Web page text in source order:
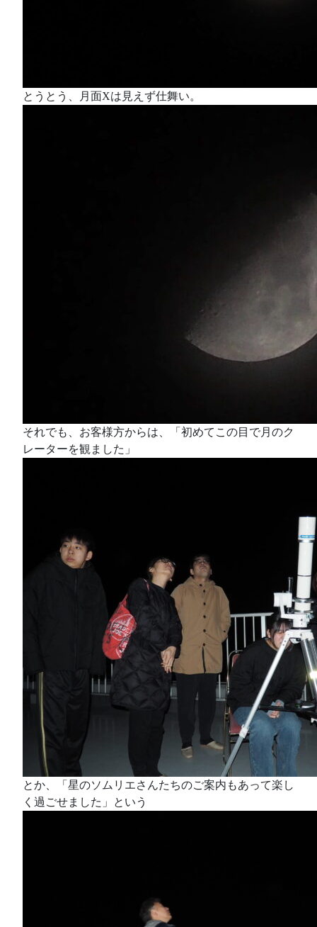
とうとう、月面Xは見えず仕舞い。
それでも、お客様方からは、「初めてこの目で月のク
レーターを観ました」
とか、「星のソムリエさんたちのご案内もあって楽し
く過ごせました」という